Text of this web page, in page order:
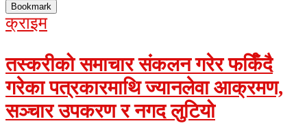
Bookmark
क्राइम
तस्करीको समाचार संकलन गरेर फर्किँदै
गरेका पत्रकारमाथि ज्यानलेवा आक्रमण,
सञ्चार उपकरण र नगद लुटियो